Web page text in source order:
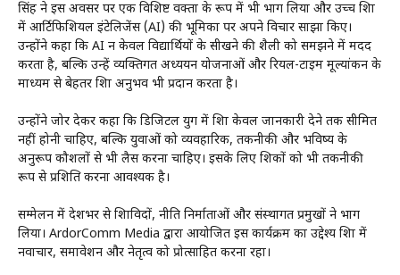
सिंह ने इस अवसर पर एक विशिष्ट वक्ता के रूप में भी भाग लिया और उच्च शिक्षा
में आर्टिफिशियल इंटेलिजेंस (AI) की भूमिका पर अपने विचार साझा किए।
उन्होंने कहा कि AI न केवल विद्यार्थियों के सीखने की शैली को समझने में मदद
करता है, बल्कि उन्हें व्यक्तिगत अध्ययन योजनाओं और रियल-टाइम मूल्यांकन के
माध्यम से बेहतर शिक्षा अनुभव भी प्रदान करता है।
उन्होंने जोर देकर कहा कि डिजिटल युग में शिक्षा केवल जानकारी देने तक सीमित
नहीं होनी चाहिए, बल्कि युवाओं को व्यवहारिक, तकनीकी और भविष्य के
अनुरूप कौशलों से भी लैस करना चाहिए। इसके लिए शिक्षकों को भी तकनीकी
रूप से प्रशिक्षित करना आवश्यक है।
सम्मेलन में देशभर से शिक्षाविदों, नीति निर्माताओं और संस्थागत प्रमुखों ने भाग
लिया। ArdorComm Media द्वारा आयोजित इस कार्यक्रम का उद्देश्य शिक्षा में
नवाचार, समावेशन और नेतृत्व को प्रोत्साहित करना रहा।